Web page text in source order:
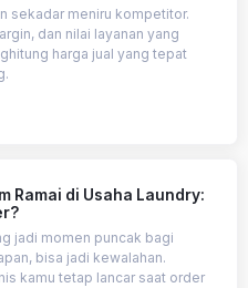
sekadar meniru kompetitor.
dan nilai layanan yang
harga jual yang tepat
Ramai di Usaha Laundry:
jadi momen puncak bagi
bisa jadi kewalahan.
kamu tetap lancar saat order